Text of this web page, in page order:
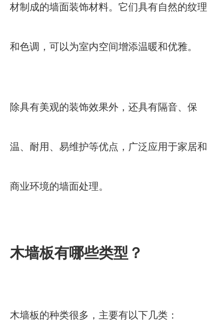
材制成的墙面装饰材料。它们具有自然的纹理
和色调，可以为室内空间增添温暖和优雅。
除具有美观的装饰效果外，还具有隔音、保
温、耐用、易维护等优点，广泛应用于家居和
商业环境的墙面处理。
木墙板有哪些类型？
木墙板的种类很多，主要有以下几类：